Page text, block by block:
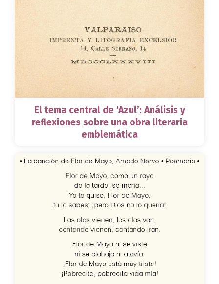
El tema central de ‘Azul’: Análisis y
reflexiones sobre una obra literaria
emblemática